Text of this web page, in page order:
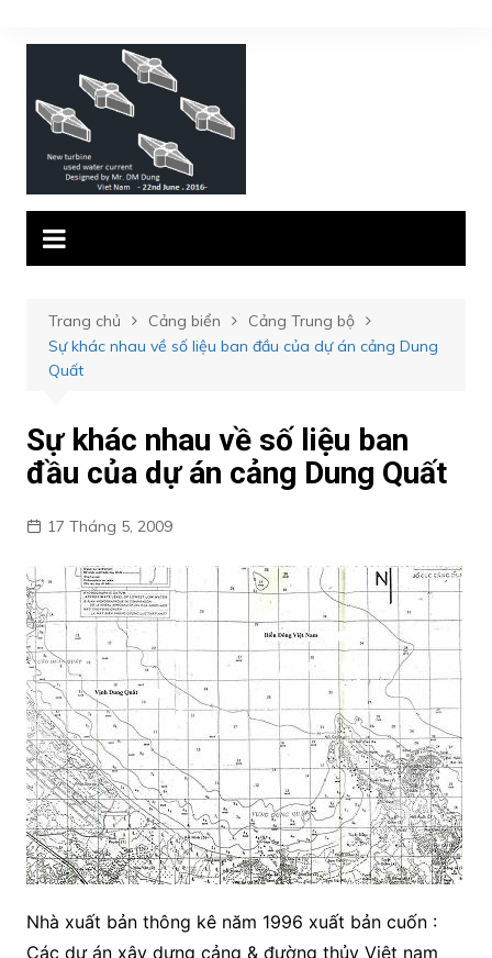
đến
Trang chủ Cảng biển
Cảng Trung bộ
Sự khác nhau về số liệu ban đầu của dự án cảng Dung
Quất
Sự khác nhau về số liệu ban
đầu của dự án cảng Dung Quất
17 Tháng 5, 2009
Nhà xuất bản thông kê năm 1996 xuất bản cuốn :
Các dự án xây dựng cảng & đường thủy Việt nam